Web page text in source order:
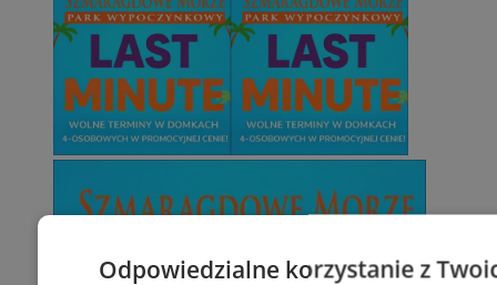
Odpowiedzialne korzystanie z